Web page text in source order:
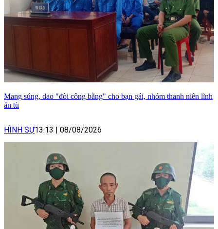
Mang súng, dao "đòi công bằng" cho bạn gái, nhóm thanh niên lĩnh
án tù
HÌNH SỰ13:13 08/08/2026